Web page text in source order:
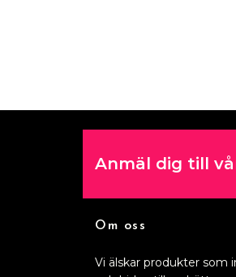
Anmäl dig till
Om oss
Vi älskar produkter som